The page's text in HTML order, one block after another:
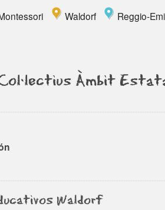
Waldorf Reggio-
Àmbit
Waldorf